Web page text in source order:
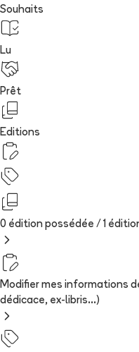
Souhaits
Lu
Prêt
Editions
0 édition possédée / 1
Modifier mes informations
dédicace, ex-libris...)